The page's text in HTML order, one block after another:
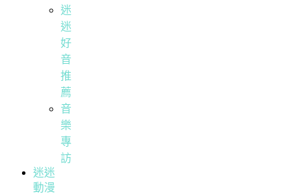
迷
迷
好
音
推
薦
音
樂
專
訪
迷迷
動漫